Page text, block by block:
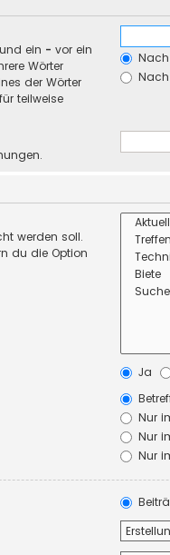
ein - vor ein
Wörter
der Wörter
teilweise
werden soll.
du die Option
Ja
Nur
Nur
Nur